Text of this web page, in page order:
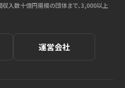
入数十億円規模の団体まで、3,000以上
運営会社